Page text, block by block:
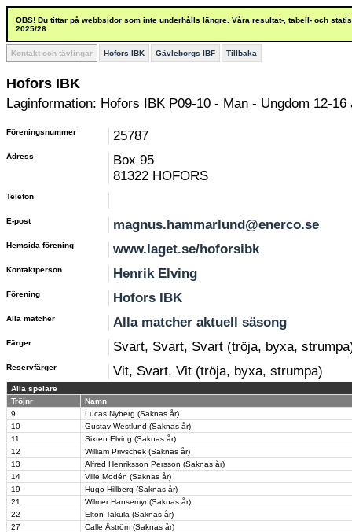
OBS! Du tittar på webbsidor som inte underhålls längre. Våra resultat-, tabell- och
2025/26.
Kontakt och tävlingar Hofors IBK Gävleborgs IBF Tillbaka
Hofors IBK
Laginformation: Hofors IBK P09-10 - Man - Ungdom 12-16
Föreningsnummer 25787
Adress
Box 95
81322 HOFORS
Telefon
E-post magnus.hammarlund@enerco.se
Hemsida förening www.laget.se/hoforsibk
Kontaktperson Henrik Elving
Förening Hofors IBK
Alla matcher Alla matcher aktuell säsong
Färger Svart, Svart, Svart (tröja, byxa,
Reservfärger Vit, Svart, Vit (tröja, byxa, strumpa)
Alla spelare
Tröjnr
Namn
9
Lucas Nyberg (Saknas år)
10
Gustav Westlund (Saknas år)
11
Sixten Elving (Saknas år)
12
William Privschek (Saknas år)
13
Alfred Henriksson Persson (Saknas år)
14
Ville Modén (Saknas år)
19
Hugo Hillberg (Saknas år)
21
Wilmer Hansemyr (Saknas år)
22
Elton Takula (Saknas år)
27
Calle Åström (Saknas år)